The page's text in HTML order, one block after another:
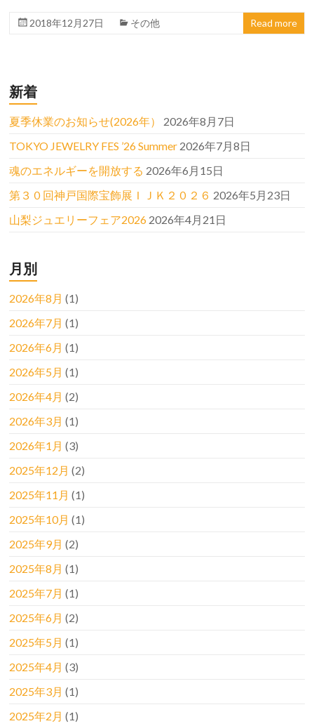
2018年12月27日 その他 Read more
新着
夏季休業のお知らせ(2026年）
2026年8月7日
TOKYO JEWELRY FES ’26 Summer 2026年7月8日
魂のエネルギーを開放する 2026年6月15日
第３０回神戸国際宝飾展ＩＪＫ２０２６ 2026年5月23日
山梨ジュエリーフェア2026 2026年4月21日
月別
2026年8月 (1)
2026年7月 (1)
2026年6月 (1)
2026年5月 (1)
2026年4月 (2)
2026年3月 (1)
2026年1月 (3)
2025年12月 (2)
2025年11月 (1)
2025年10月 (1)
2025年9月 (2)
2025年8月 (1)
2025年7月 (1)
2025年6月 (2)
2025年5月 (1)
2025年4月 (3)
2025年3月 (1)
2025年2月 (1)